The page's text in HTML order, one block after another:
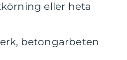
eller heta
betongarbeten